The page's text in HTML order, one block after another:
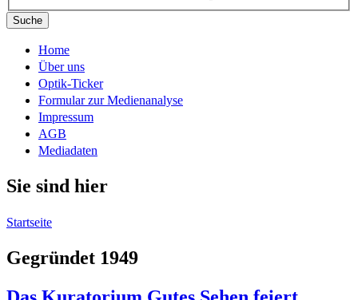
Home
Über uns
Optik-Ticker
Formular zur Medienanalyse
Impressum
AGB
Mediadaten
Sie sind hier
Startseite
Gegründet 1949